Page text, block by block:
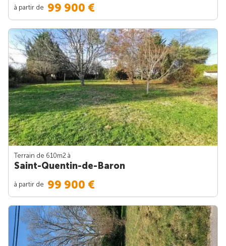
à partir de 99 900 €
Terrain de 610m2 à
Saint-Quentin-de-Baron
à partir de 99 900 €